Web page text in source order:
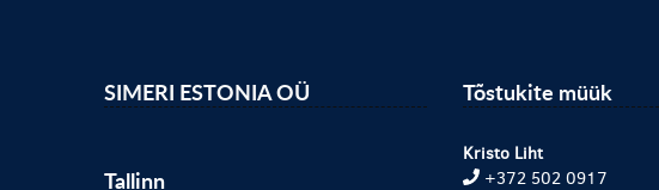
SIMERI ESTONIA OÜ
Tallinn
Tõstukite müük
Kristo Liht
+372 502 0917